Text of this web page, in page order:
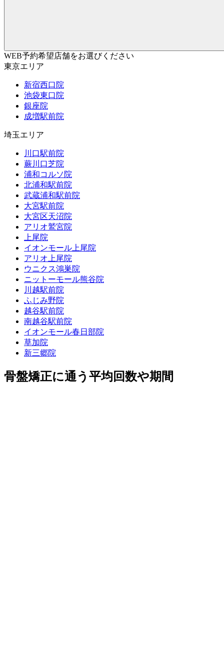
WEB予約希望店舗をお選びください
東京エリア
新宿西口院
池袋東口院
銀座院
成増駅前院
埼玉エリア
川口駅前院
蕨川口芝院
浦和コルソ院
北浦和駅前院
武蔵浦和駅前院
大宮駅前院
大宮区天沼院
アリオ鷲宮院
上尾院
イオンモール上尾院
アリオ上尾院
ウニクス鴻巣院
ニットーモール熊谷院
川越駅前院
ふじみ野院
越谷駅前院
南越谷駅前院
イオンモール春日部院
草加院
新三郷院
骨盤矯正に通う平均回数や期間